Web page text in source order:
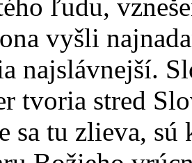
ľudu,
vyšli
najslávnejší.
tvoria stred
sa tu zlieva,